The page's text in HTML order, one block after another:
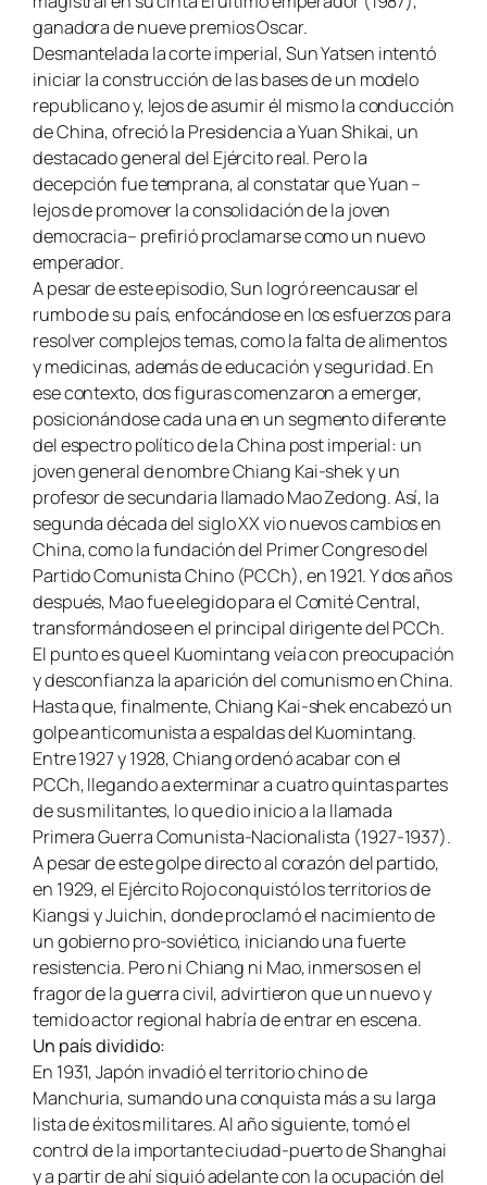
ganadora de nueve premios Oscar.
Desmantelada la corte imperial, Sun Yatsen intentó
iniciar la construcción de las bases de un modelo
republicano y, lejos de asumir él mismo la conducción
de China, ofreció la Presidencia a Yuan Shikai, un
destacado general del Ejército real. Pero la
decepción fue temprana, al constatar que Yuan –
lejos de promover la consolidación de la joven
democracia– prefirió proclamarse como un nuevo
emperador.
A pesar de este episodio, Sun logró reencausar el
rumbo de su país, enfocándose en los esfuerzos para
resolver complejos temas, como la falta de alimentos
y medicinas, además de educación y seguridad. En
ese contexto, dos figuras comenzaron a emerger,
posicionándose cada una en un segmento diferente
del espectro político de la China post imperial: un
joven general de nombre Chiang Kai-shek y un
profesor de secundaria llamado Mao Zedong. Así, la
segunda década del siglo XX vio nuevos cambios en
China, como la fundación del Primer Congreso del
Partido Comunista Chino (PCCh), en 1921. Y dos años
después, Mao fue elegido para el Comité Central,
transformándose en el principal dirigente del PCCh.
El punto es que el Kuomintang veía con preocupación
y desconfianza la aparición del comunismo en China.
Hasta que, finalmente, Chiang Kai-shek encabezó un
golpe anticomunista a espaldas del Kuomintang.
Entre 1927 y 1928, Chiang ordenó acabar con el
PCCh, llegando a exterminar a cuatro quintas partes
de sus militantes, lo que dio inicio a la llamada
Primera Guerra Comunista-Nacionalista (1927-1937).
A pesar de este golpe directo al corazón del partido,
en 1929, el Ejército Rojo conquistó los territorios de
Kiangsi y Juichin, donde proclamó el nacimiento de
un gobierno pro-soviético, iniciando una fuerte
resistencia. Pero ni Chiang ni Mao, inmersos en el
fragor de la guerra civil, advirtieron que un nuevo y
temido actor regional habría de entrar en escena.
Un país dividido:
En 1931, Japón invadió el territorio chino de
Manchuria, sumando una conquista más a su larga
lista de éxitos militares. Al año siguiente, tomó el
control de la importante ciudad-puerto de Shanghai
y a partir de ahí siguió adelante con la ocupación del